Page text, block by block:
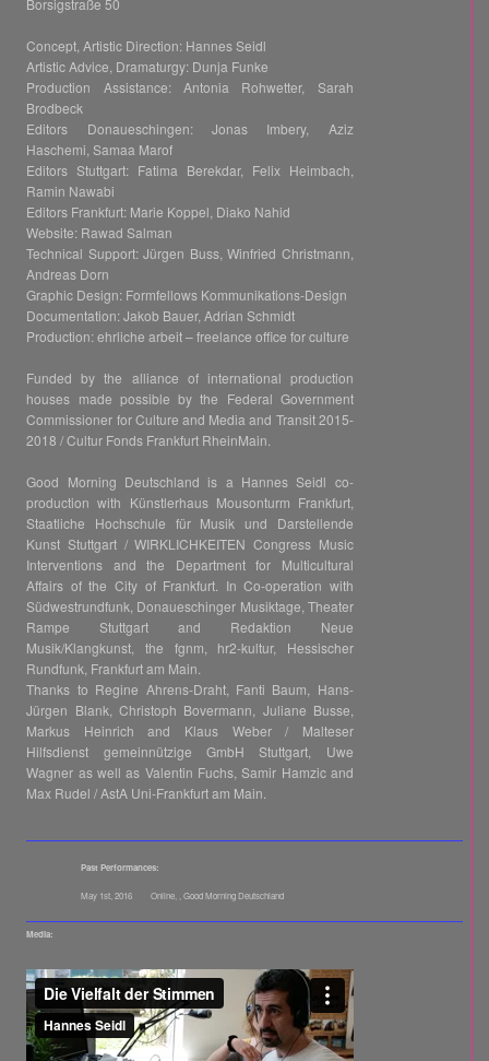
Concept, Artistic Direction: Hannes Seidl
Artistic Advice, Dramaturgy: Dunja Funke
Production Assistance: Antonia Rohwetter, Sarah
Brodbeck
Editors Donaueschingen: Jonas Imbery, Aziz
Haschemi, Samaa Marof
Editors Stuttgart: Fatima Berekdar, Felix Heimbach,
Ramin Nawabi
Editors Frankfurt: Marie Koppel, Diako Nahid
Website: Rawad Salman
Technical Support: Jürgen Buss, Winfried Christmann,
Andreas Dorn
Graphic Design: Formfellows Kommunikations-Design
Documentation: Jakob Bauer, Adrian Schmidt
Production: ehrliche arbeit – freelance office for culture
Funded by the alliance of international production
houses made possible by the Federal Government
Commissioner for Culture and Media and Transit 2015-
2018 / Cultur Fonds Frankfurt RheinMain.
Good Morning Deutschland is a Hannes Seidl co-
production with Künstlerhaus Mousonturm Frankfurt,
Staatliche Hochschule für Musik und Darstellende
Kunst Stuttgart / WIRKLICHKEITEN Congress Music
Interventions and the Department for Multicultural
Affairs of the City of Frankfurt. In Co-operation with
Südwestrundfunk, Donaueschinger Musiktage, Theater
Rampe Stuttgart and Redaktion Neue
Musik/Klangkunst, the fgnm, hr2-kultur, Hessischer
Rundfunk, Frankfurt am Main.
Thanks to Regine Ahrens-Draht, Fanti Baum, Hans-
Jürgen Blank, Christoph Bovermann, Juliane Busse,
Markus Heinrich and Klaus Weber / Malteser
Hilfsdienst gemeinnützige GmbH Stuttgart, Uwe
Wagner as well as Valentin Fuchs, Samir Hamzic and
Max Rudel / AstA Uni-Frankfurt am Main.
Past Performances:
May 1st, 2016 Online, , Good Morning Deutschland
Media: